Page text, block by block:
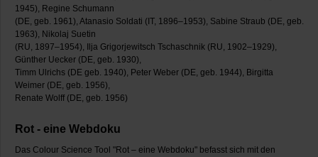
1945), Regine Schumann
(DE, geb. 1961), Atanasio Soldati (IT, 1896–1953), Sabine Straub (DE, geb.
1963), Nikolaj Suetin
(RU, 1897–1954), Ilja Grigorjewitsch Tschaschnik (RU, 1902–1929),
Günther Uecker (DE, geb. 1930),
Timm Ulrichs (DE geb. 1940), Peter Weber (DE, geb. 1944), Birgitta
Weimer (DE, geb. 1956),
Renate Wolff (DE, geb. 1956)
Rot - eine Webdoku
Das Colour Science Tool "Rot – eine Webdoku" befasst sich mit den